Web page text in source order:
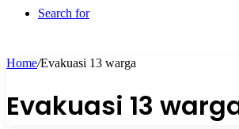
Search for
Home/Evakuasi 13 warga
Evakuasi 13